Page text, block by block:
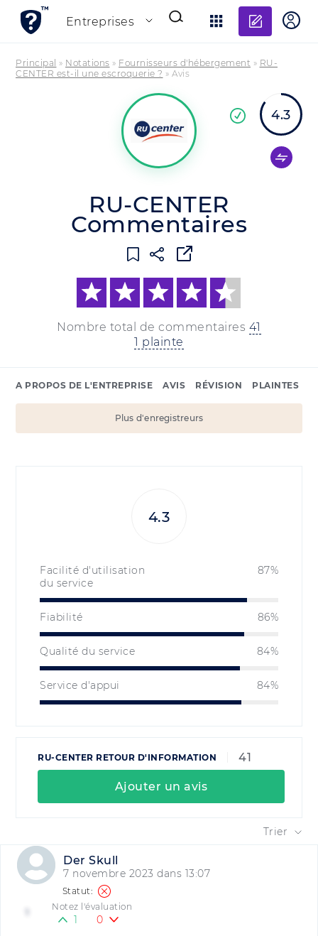
Entreprises
Principal » Notations » Fournisseurs d'hébergement » RU-
CENTER est-il une escroquerie ? » Avis
RU-CENTER
Commentaires
Nombre total de commentaires 41
1 plainte
4.3
confirmée
A PROPOS DE L'ENTREPRISE AVIS RÉVISION PLAINTES
Plus d'enregistreurs
Facilité d'utilisation
du service
87%
Fiabilité 86%
Qualité du service 84%
Service d'appui 84%
4.3
RU-CENTER RETOUR D'INFORMATION 41
Ajouter un avis
Trier
Der Skull
7 novembre 2023 dans 13:07
Notez l'évaluation
1 0